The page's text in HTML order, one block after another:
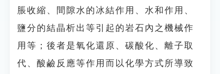
脹收縮、間隙水的冰結作用、水和作用、
鹽分的結晶析出等引起的岩石內之機械作
用等；後者是氧化還原、碳酸化、離子取
代、酸鹼反應等作用而以化學方式所導致